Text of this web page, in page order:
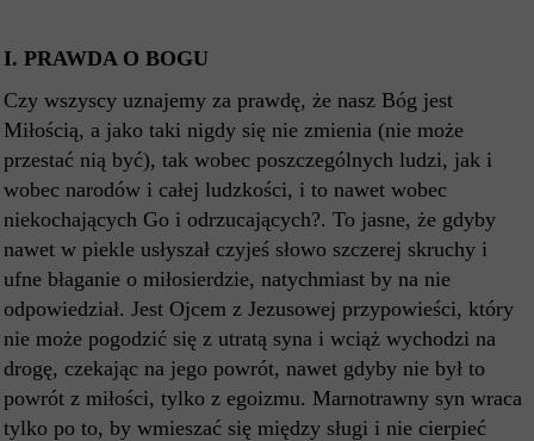
I. PRAWDA O BOGU
Czy wszyscy uznajemy za prawdę, że nasz Bóg jest
Miłością, a jako taki nigdy się nie zmienia (nie może
przestać nią być), tak wobec poszczególnych ludzi, jak i
wobec narodów i całej ludzkości, i to nawet wobec
niekochających Go i odrzucających?. To jasne, że gdyby
nawet w piekle usłyszał czyjeś słowo szczerej skruchy i
ufne błaganie o miłosierdzie, natychmiast by na nie
odpowiedział. Jest Ojcem z Jezusowej przypowieści, który
nie może pogodzić się z utratą syna i wciąż wychodzi na
drogę, czekając na jego powrót, nawet gdyby nie był to
powrót z miłości, tylko z egoizmu. Marnotrawny syn wraca
tylko po to, by wmieszać się między sługi i nie cierpieć